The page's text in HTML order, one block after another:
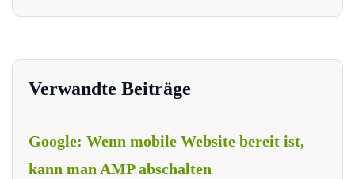
Verwandte Beiträge
Google: Wenn mobile Website bereit ist,
kann man AMP abschalten